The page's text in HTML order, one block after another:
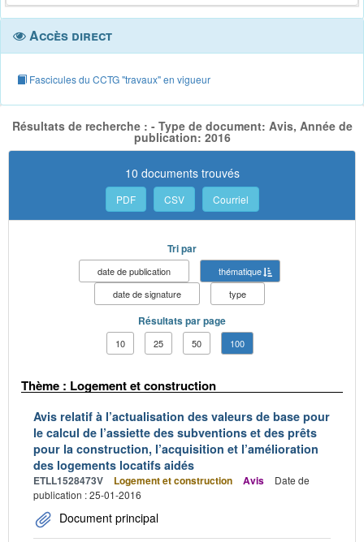
Accès direct
Fascicules du CCTG "travaux" en vigueur
Résultats de recherche : - Type de document: Avis, Année de
publication: 2016
10 documents trouvés
PDF CSV Courriel
Tri par
date de publication
thématique
date de signature
type
Résultats par page
10 25 50 100
Thème : Logement et construction
Avis relatif à l’actualisation des valeurs de base pour
le calcul de l’assiette des subventions et des prêts
pour la construction, l’acquisition et l’amélioration
des logements locatifs aidés
ETLL1528473V Logement et construction Avis
Date de
publication : 25-01-2016
Document principal